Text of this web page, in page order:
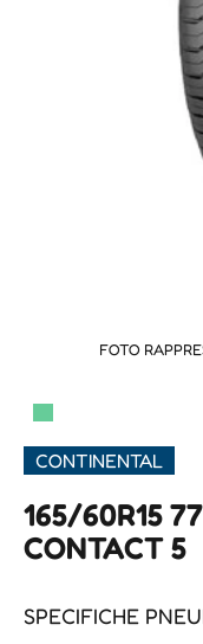
FOTO
▀
CONTINENTAL
165/60R15
CONTACT 5
SPECIFICHE